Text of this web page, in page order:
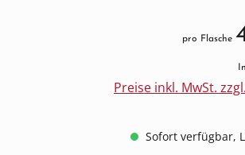
pro Flasche
Preise inkl. MwSt.
Sofort verfügbar,